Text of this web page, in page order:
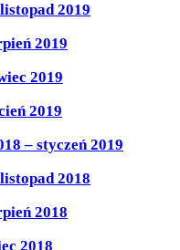
2019
2019
2019
2019
– styczeń 2019
2018
2018
2018